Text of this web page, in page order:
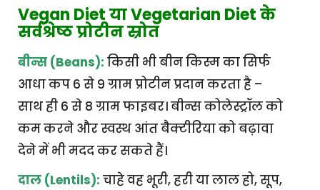
Vegan Diet या Vegetarian Diet के
सर्वश्रेष्ठ प्रोटीन स्रोत
बीन्स (Beans): किसी भी बीन किस्म का सिर्फ
आधा कप 6 से 9 ग्राम प्रोटीन प्रदान करता है –
साथ ही 6 से 8 ग्राम फाइबर। बीन्स कोलेस्ट्रॉल को
कम करने और स्वस्थ आंत बैक्टीरिया को बढ़ावा
देने में भी मदद कर सकते हैं।
दाल (Lentils): चाहे वह भूरी, हरी या लाल हो, सूप,